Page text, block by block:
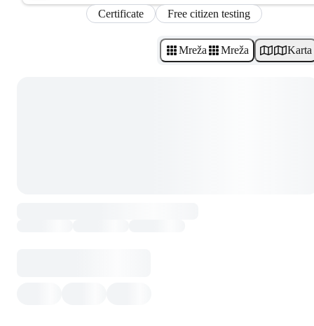
Certificate
Free citizen testing
Mreža Mreža Karta